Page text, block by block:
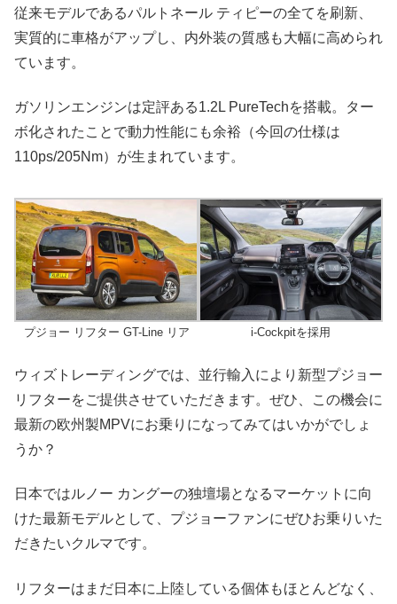
従来モデルであるパルトネール ティピーの全てを刷新、
実質的に車格がアップし、内外装の質感も大幅に高められ
ています。
ガソリンエンジンは定評ある1.2L PureTechを搭載。ター
ボ化されたことで動力性能にも余裕（今回の仕様は
110ps/205Nm）が生まれています。
プジョー リフター GT-Line リア i-Cockpitを採用
ウィズトレーディングでは、並行輸入により新型プジョー
リフターをご提供させていただきます。ぜひ、この機会に
最新の欧州製MPVにお乗りになってみてはいかがでしょ
うか？
日本ではルノー カングーの独壇場となるマーケットに向
けた最新モデルとして、プジョーファンにぜひお乗りいた
だきたいクルマです。
リフターはまだ日本に上陸している個体もほとんどなく、